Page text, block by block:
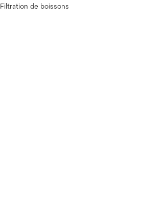
Filtration de boissons